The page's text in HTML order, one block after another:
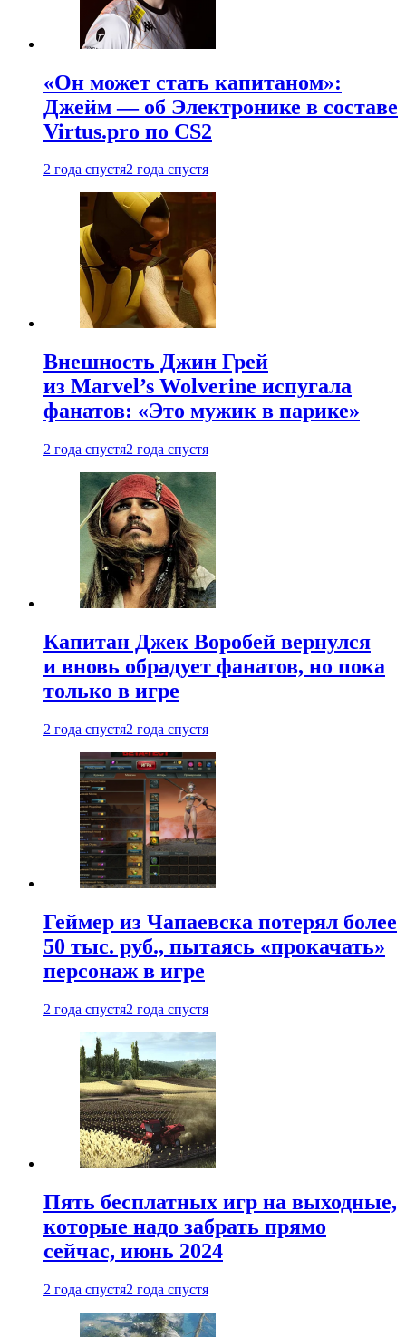
«Он может стать капитаном»:
Джейм — об Электронике в составе
Virtus.pro по CS2
2 года спустя2 года спустя
Внешность Джин Грей
из Marvel’s Wolverine испугала
фанатов: «Это мужик в парике»
2 года спустя2 года спустя
Капитан Джек Воробей вернулся
и вновь обрадует фанатов, но пока
только в игре
2 года спустя2 года спустя
Геймер из Чапаевска потерял более
50 тыс. руб., пытаясь «прокачать»
персонаж в игре
2 года спустя2 года спустя
Пять бесплатных игр на выходные,
которые надо забрать прямо
сейчас, июнь 2024
2 года спустя2 года спустя